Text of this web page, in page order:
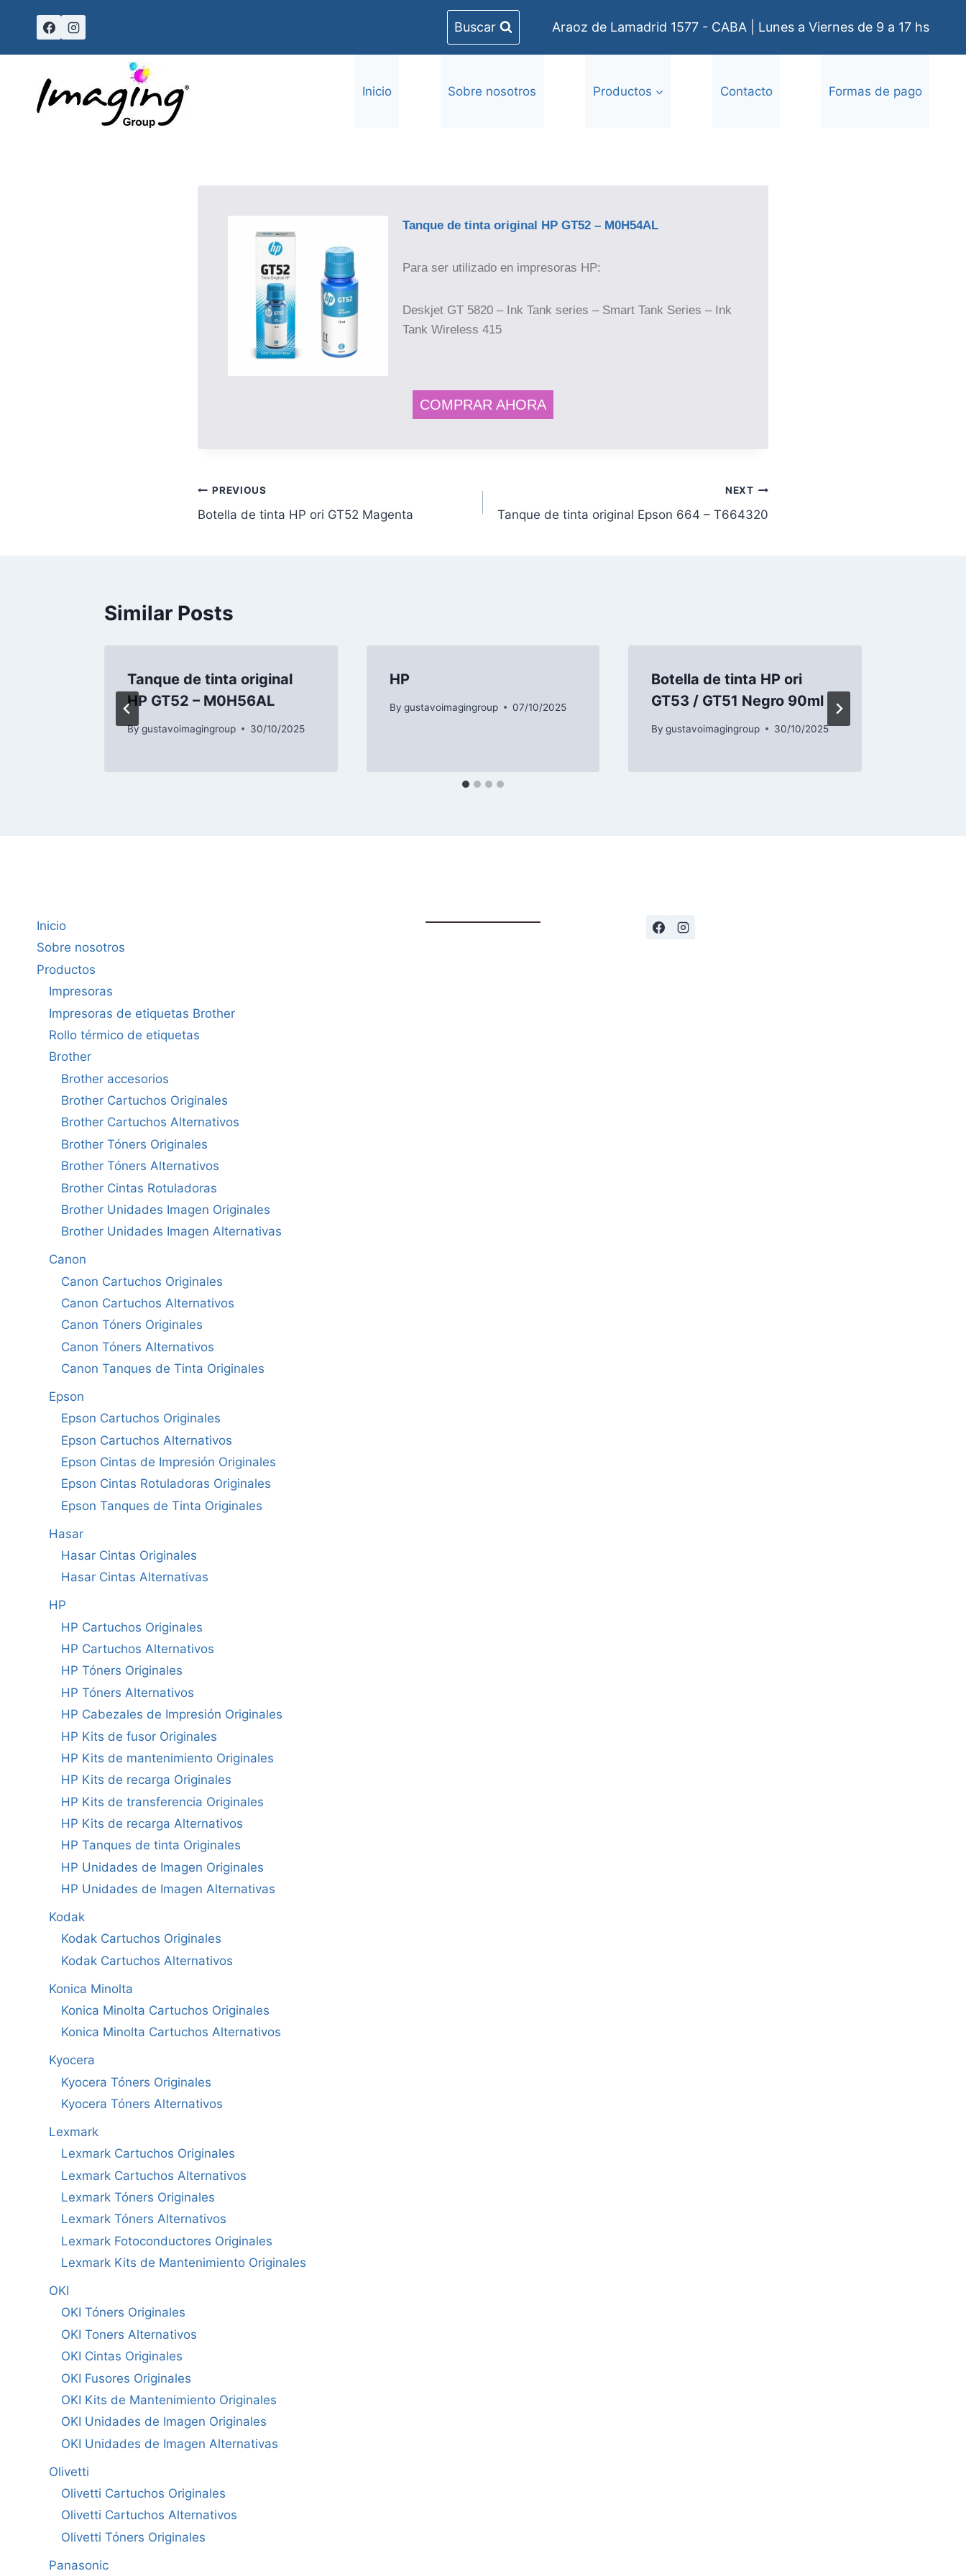
Buscar Araoz de Lamadrid 1577 - CABA | Lunes a Viernes de 9 a 17 hs
Inicio Sobre nosotros Productos Contacto Formas de pago
Tanque de tinta original HP GT52 – M0H54AL
Para ser utilizado en impresoras HP:
Deskjet GT 5820 – Ink Tank series – Smart Tank Series – Ink
Tank Wireless 415
COMPRAR AHORA
PREVIOUS
Botella de tinta HP ori GT52 Magenta
NEXT
Tanque de tinta original Epson 664 – T664320
Similar Posts
Tanque de tinta original
HP GT52 – M0H56AL
By gustavoimagingroup 30/10/2025
HP
By gustavoimagingroup 07/10/2025
Botella de tinta HP ori
GT53 / GT51 Negro 90ml
By gustavoimagingroup 30/10/2025
Inicio
Sobre nosotros
Productos
Impresoras
Impresoras de etiquetas Brother
Rollo térmico de etiquetas
Brother
Brother accesorios
Brother Cartuchos Originales
Brother Cartuchos Alternativos
Brother Tóners Originales
Brother Tóners Alternativos
Brother Cintas Rotuladoras
Brother Unidades Imagen Originales
Brother Unidades Imagen Alternativas
Canon
Canon Cartuchos Originales
Canon Cartuchos Alternativos
Canon Tóners Originales
Canon Tóners Alternativos
Canon Tanques de Tinta Originales
Epson
Epson Cartuchos Originales
Epson Cartuchos Alternativos
Epson Cintas de Impresión Originales
Epson Cintas Rotuladoras Originales
Epson Tanques de Tinta Originales
Hasar
Hasar Cintas Originales
Hasar Cintas Alternativas
HP
HP Cartuchos Originales
HP Cartuchos Alternativos
HP Tóners Originales
HP Tóners Alternativos
HP Cabezales de Impresión Originales
HP Kits de fusor Originales
HP Kits de mantenimiento Originales
HP Kits de recarga Originales
HP Kits de transferencia Originales
HP Kits de recarga Alternativos
HP Tanques de tinta Originales
HP Unidades de Imagen Originales
HP Unidades de Imagen Alternativas
Kodak
Kodak Cartuchos Originales
Kodak Cartuchos Alternativos
Konica Minolta
Konica Minolta Cartuchos Originales
Konica Minolta Cartuchos Alternativos
Kyocera
Kyocera Tóners Originales
Kyocera Tóners Alternativos
Lexmark
Lexmark Cartuchos Originales
Lexmark Cartuchos Alternativos
Lexmark Tóners Originales
Lexmark Tóners Alternativos
Lexmark Fotoconductores Originales
Lexmark Kits de Mantenimiento Originales
OKI
OKI Tóners Originales
OKI Toners Alternativos
OKI Cintas Originales
OKI Fusores Originales
OKI Kits de Mantenimiento Originales
OKI Unidades de Imagen Originales
OKI Unidades de Imagen Alternativas
Olivetti
Olivetti Cartuchos Originales
Olivetti Cartuchos Alternativos
Olivetti Tóners Originales
Panasonic